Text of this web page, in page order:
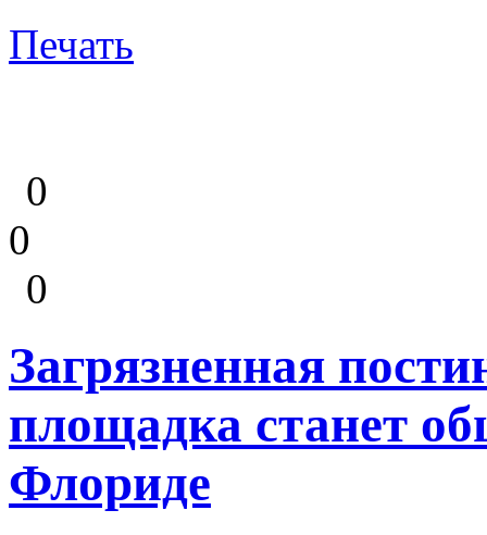
Печать
0
0
0
Загрязненная
площадка станет
Флориде